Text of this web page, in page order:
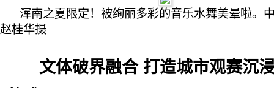
浑南之夏限定！被绚丽多彩的音乐水舞美晕啦。
赵桂华摄
文体破界融合 打造城市观赛沉